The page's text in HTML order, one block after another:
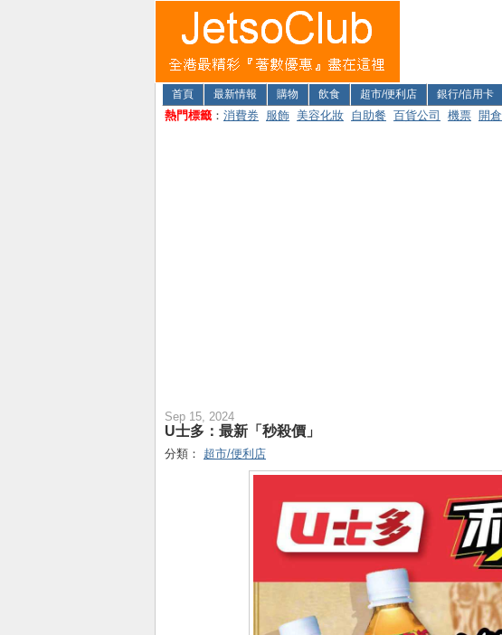
首頁 最新情報 購物 飲食 超市/便利店 銀行/信用卡
熱門標籤 ： 消費券 服飾 美容化妝 自助餐 百貨公司 機票 開倉
Sep 15, 2024
U士多：最新「秒殺價」
分類： 超市/便利店